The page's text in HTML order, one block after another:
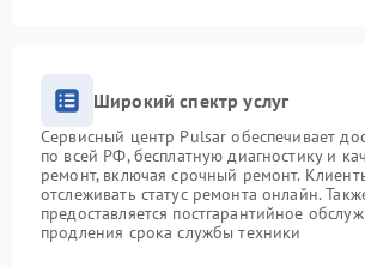
Широкий спектр услуг
Сервисный центр Pulsar обеспечивает
по всей РФ, бесплатную диагностику и
ремонт, включая срочный ремонт.
отслеживать статус ремонта онлайн.
предоставляется постгарантийное
продления срока службы техники